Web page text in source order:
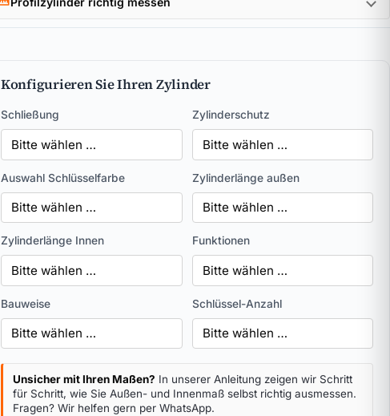
Konfigurieren Sie Ihren Zylinder
Schließung Zylinderschutz
Auswahl Schlüsselfarbe Zylinderlänge außen
Zylinderlänge Innen Funktionen
Bauweise Schlüssel-Anzahl
Unsicher mit Ihren Maßen? In unserer Anleitung zeigen wir Schritt
für Schritt, wie Sie Außen- und Innenmaß selbst richtig ausmessen.
Fragen? Wir helfen gern per WhatsApp.